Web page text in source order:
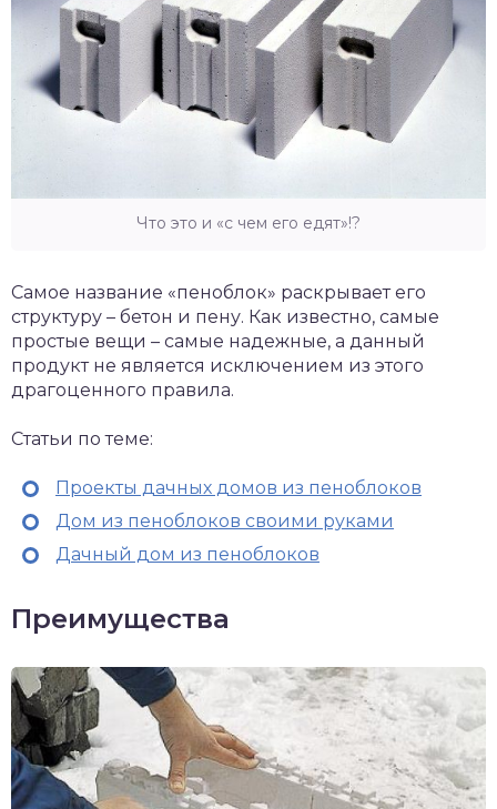
Что это и «с чем его едят»!?
Самое название «пеноблок» раскрывает его
структуру – бетон и пену. Как известно, самые
простые вещи – самые надежные, а данный
продукт не является исключением из этого
драгоценного правила.
Статьи по теме:
Проекты дачных домов из пеноблоков
Дом из пеноблоков своими руками
Дачный дом из пеноблоков
Преимущества